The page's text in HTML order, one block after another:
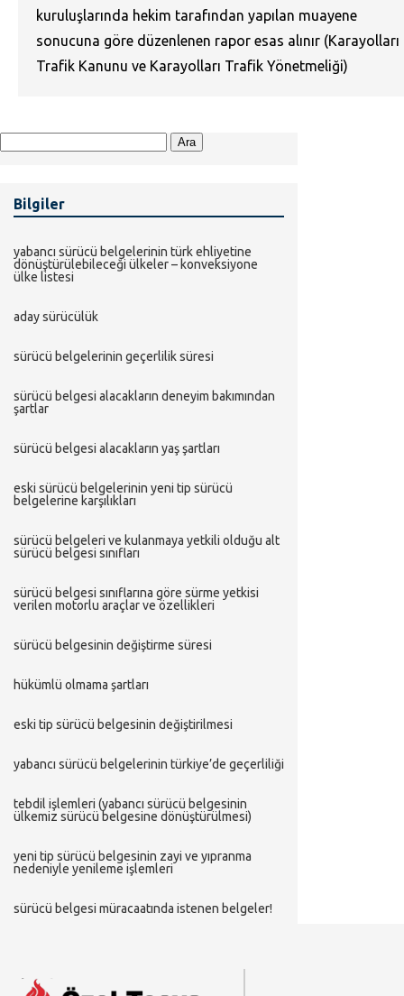
kuruluşlarında hekim tarafından yapılan muayene
sonucuna göre düzenlenen rapor esas alınır (Karayolları
Trafik Kanunu ve Karayolları Trafik Yönetmeliği)
Arama:
Bilgiler
yabanci sürücü belgeleri̇ni̇n türk ehli̇yeti̇ne
dönüştürülebi̇leceği̇ ülkeler – konveksi̇yone
ülke li̇stesi̇
aday sürücülük
sürücü belgeleri̇ni̇n geçerli̇li̇k süresi̇
sürücü belgesi̇ alacaklarin deneyi̇m bakimindan
şartlar
sürücü belgesi̇ alacaklarin yaş şartlari
eski̇ sürücü belgeleri̇ni̇n yeni̇ ti̇p sürücü
belgeleri̇ne karşiliklari
sürücü belgeleri̇ ve kulanmaya yetki̇li̇ olduğu alt
sürücü belgesi̇ siniflari
sürücü belgesi̇ siniflarina göre sürme yetki̇si̇
veri̇len motorlu araçlar ve özelli̇kleri̇
sürücü belgesi̇ni̇n deği̇şti̇rme süresi̇
hükümlü olmama şartlari
eski tip sürücü belgesinin değiştirilmesi
yabancı sürücü belgelerinin türkiye’de geçerliliği
tebdil i̇şlemleri (yabancı sürücü belgesinin
ülkemiz sürücü belgesine dönüştürülmesi)
yeni tip sürücü belgesinin zayi ve yıpranma
nedeniyle yenileme i̇şlemleri
sürücü belgesi̇ müracaatinda i̇stenen belgeler!